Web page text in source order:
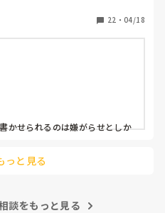
き込むようにと。
られること多数
辛いです
22 ・ 04/18
かせられるのは嫌がらせとしか
っと見る
談をもっと見る